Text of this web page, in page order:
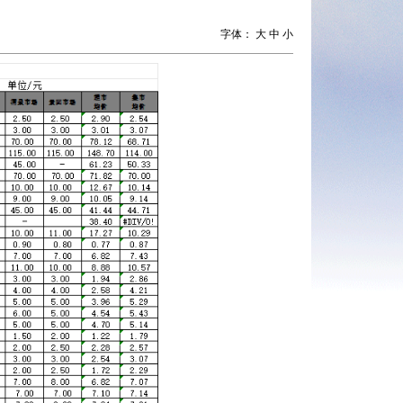
字体： 大 中 小